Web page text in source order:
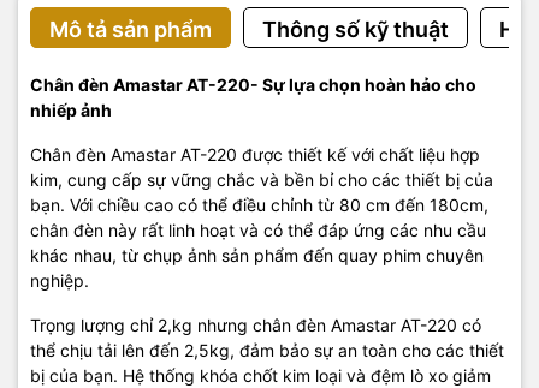
Mô tả sản phẩm Thông số kỹ thuật
Chân đèn Amastar AT-220- Sự lựa chọn hoàn hảo cho
nhiếp ảnh
Chân đèn Amastar AT-220 được thiết kế với chất liệu hợp
kim, cung cấp sự vững chắc và bền bỉ cho các thiết bị của
bạn. Với chiều cao có thể điều chỉnh từ 80 cm đến 180cm,
chân đèn này rất linh hoạt và có thể đáp ứng các nhu cầu
khác nhau, từ chụp ảnh sản phẩm đến quay phim chuyên
nghiệp.
Trọng lượng chỉ 2,kg nhưng chân đèn Amastar AT-220 có
thể chịu tải lên đến 2,5kg, đảm bảo sự an toàn cho các thiết
bị của bạn. Hệ thống khóa chốt kim loại và đệm lò xo giảm